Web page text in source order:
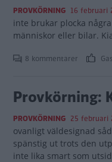
PROVKÖRNING 16 februari
inte brukar plocka
människor eller bilar.
8 kommentarer
Provkörning:
PROVKÖRNING 25 februari
ovanligt väldesignad
spänstig ut trots den
inte lika smart som